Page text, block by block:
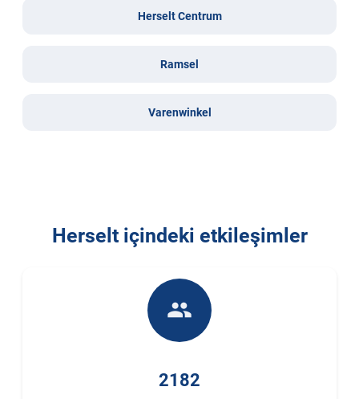
Herselt Centrum
Ramsel
Varenwinkel
Herselt içindeki etkileşimler
people
2182